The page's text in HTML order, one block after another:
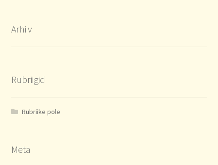
Arhiiv
Rubriigid
Rubriike pole
Meta